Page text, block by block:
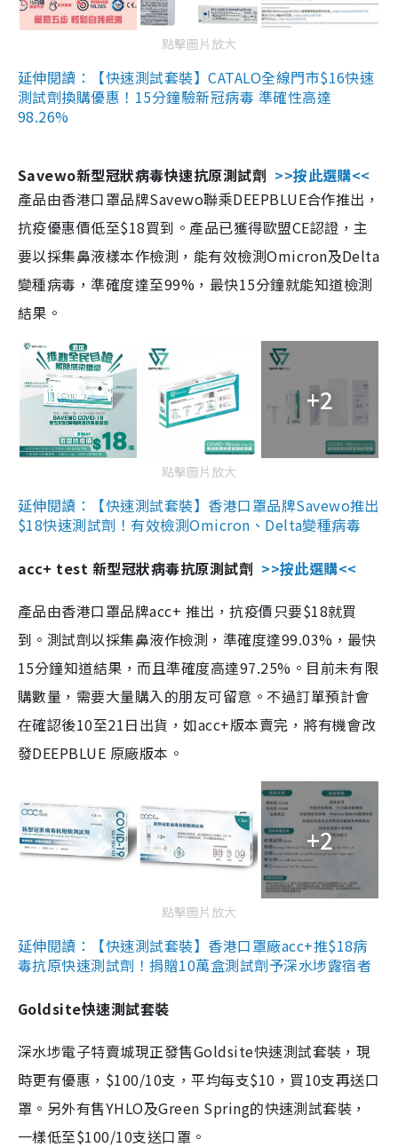
點擊圖片放大
延伸閱讀：【快速測試套裝】CATALO全線門市$16快速
測試劑換購優惠！15分鐘驗新冠病毒 準確性高達
98.26%
Savewo新型冠狀病毒快速抗原測試劑 >>按此選購<<
產品由香港口罩品牌Savewo聯乘DEEPBLUE合作推出，
抗疫優惠價低至$18買到。產品已獲得歐盟CE認證，主
要以採集鼻液樣本作檢測，能有效檢測Omicron及Delta
變種病毒，準確度達至99%，最快15分鐘就能知道檢測
結果。
+2
點擊圖片放大
延伸閱讀：【快速測試套裝】香港口罩品牌Savewo推出
$18快速測試劑！有效檢測Omicron、Delta變種病毒
acc+ test 新型冠狀病毒抗原測試劑 >>按此選購<<
產品由香港口罩品牌acc+ 推出，抗疫價只要$18就買
到。測試劑以採集鼻液作檢測，準確度達99.03%，最快
15分鐘知道結果，而且準確度高達97.25%。目前未有限
購數量，需要大量購入的朋友可留意。不過訂單預計會
在確認後10至21日出貨，如acc+版本賣完，將有機會改
發DEEPBLUE 原廠版本。
+2
點擊圖片放大
延伸閱讀：【快速測試套裝】香港口罩廠acc+推$18病
毒抗原快速測試劑！捐贈10萬盒測試劑予深水埗露宿者
Goldsite快速測試套裝
深水埗電子特賣城現正發售Goldsite快速測試套裝，現
時更有優惠，$100/10支，平均每支$10，買10支再送口
罩。另外有售YHLO及Green Spring的快速測試套裝，
一樣低至$100/10支送口罩。